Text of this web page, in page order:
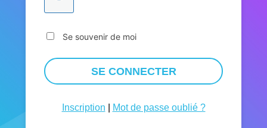
Se souvenir de moi
Inscription Mot de passe oublié ?